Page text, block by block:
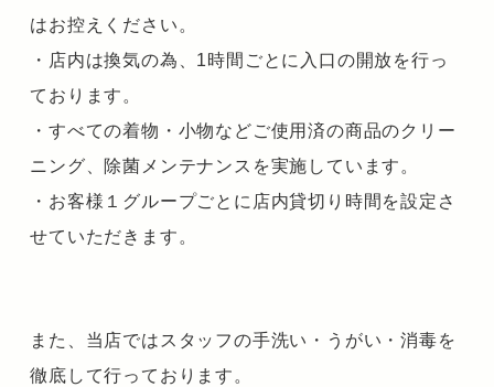
はお控えください。
・店内は換気の為、1時間ごとに入口の開放を行っ
ております。
・すべての着物・小物などご使用済の商品のクリー
ニング、除菌メンテナンスを実施しています。
・お客様１グループごとに店内貸切り時間を設定さ
せていただきます。
また、当店ではスタッフの手洗い・うがい・消毒を
徹底して行っております。